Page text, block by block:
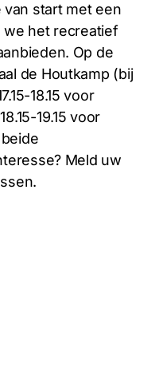
van start met een
we het recreatief
Op de
de Houtkamp (bij
18.15 voor
19.15 voor
Meld uw